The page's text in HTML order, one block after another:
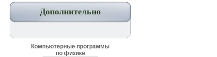
Дополнительно
Компьютерные программы
по физике